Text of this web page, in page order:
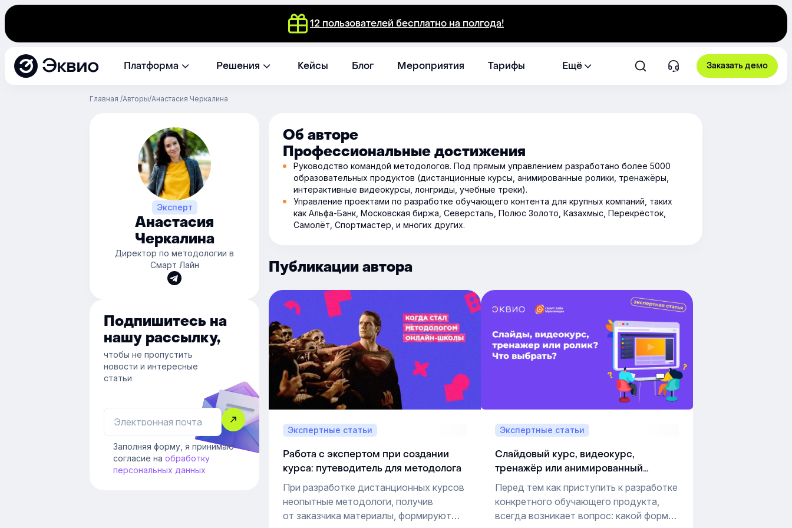
12 пользователей бесплатно на полгода!
Эквио Платформа Решения Кейсы Блог Мероприятия Тарифы Ещё Заказать демо
Главная Авторы Анастасия Черкалина
Эксперт
Анастасия
Черкалина
Директор по методологии в
Смарт Лайн
Подпишитесь на
нашу рассылку,
чтобы не пропустить
новости и интересные
статьи
Заполняя форму, я принимаю
согласие на обработку
персональных данных
Об авторе
Профессиональные достижения
Руководство командой методологов. Под прямым управлением разработано более 5000
образовательных продуктов (дистанционные курсы, анимированные ролики, тренажёры,
интерактивные видеокурсы, лонгриды, учебные треки).
Управление проектами по разработке обучающего контента для крупных компаний, таких
как Альфа-Банк, Московская биржа, Северсталь, Полюс Золото, Казахмыс, Перекрёсток,
Самолёт, Спортмастер, и многих других.
Публикации автора
Экспертные статьи
Работа с экспертом при создании
курса: путеводитель для методолога
При разработке дистанционных курсов
неопытные методологи, получив
от заказчика материалы, формируют
Экспертные статьи
Слайдовый курс, видеокурс,
тренажёр или анимированный
ролик?
Перед тем как приступить к разработке
конкретного обучающего продукта,
всегда возникает вопрос: какой формат